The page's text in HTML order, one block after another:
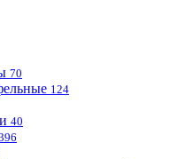
70
124
40